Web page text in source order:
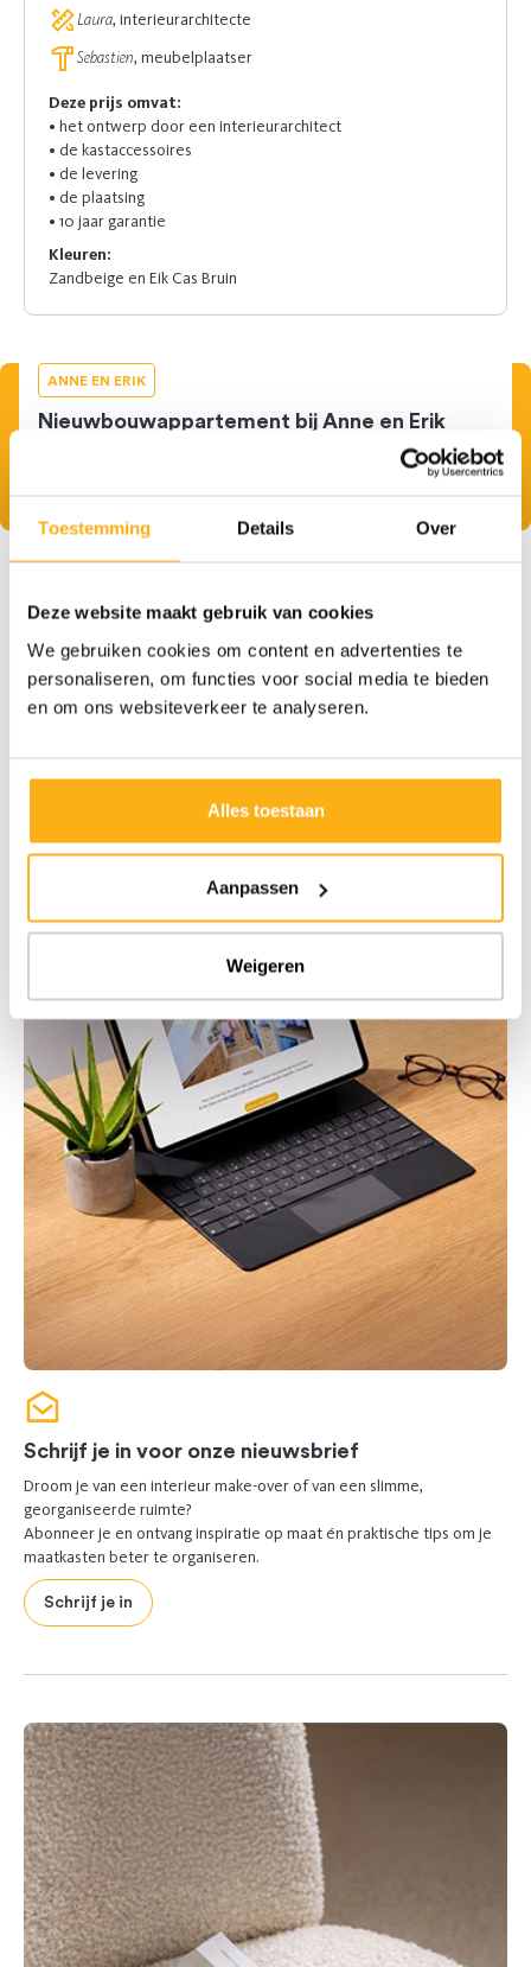
Toestemming Details Over
Deze website maakt gebruik van cookies
We gebruiken cookies om content en advertenties te
personaliseren, om functies voor social media te bieden
en om ons websiteverkeer te analyseren.
Alles toestaan
Aanpassen
Weigeren
Laura, interieurarchitecte
Sebastien, meubelplaatser
Deze prijs omvat:
• het ontwerp door een interieurarchitect
• de kastaccessoires
• de levering
• de plaatsing
• 10 jaar garantie
Kleuren:
Zandbeige en Eik Cas Bruin
ANNE EN ERIK
Nieuwbouwappartement bij Anne en Erik
Schrijf je in voor onze nieuwsbrief
Droom je van een interieur make-over of van een slimme,
georganiseerde ruimte?
Abonneer je en ontvang inspiratie op maat én praktische tips om je
maatkasten beter te organiseren.
Schrijf je in